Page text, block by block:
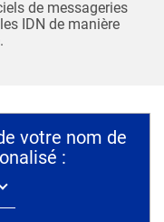
de messageries
IDN de manière
votre nom de
: